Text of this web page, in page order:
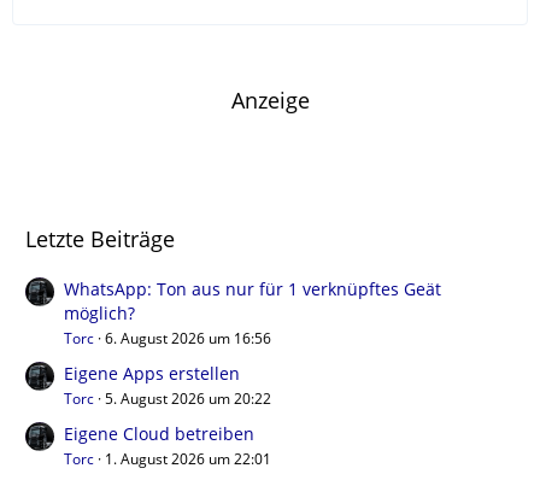
Anzeige
Letzte Beiträge
WhatsApp: Ton aus nur für 1 verknüpftes Geät
möglich?
Torc 6. August 2026 um 16:56
Eigene Apps erstellen
Torc 5. August 2026 um 20:22
Eigene Cloud betreiben
Torc 1. August 2026 um 22:01